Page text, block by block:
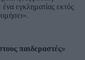
εγκληματίας εκτός
παιδεραστές»